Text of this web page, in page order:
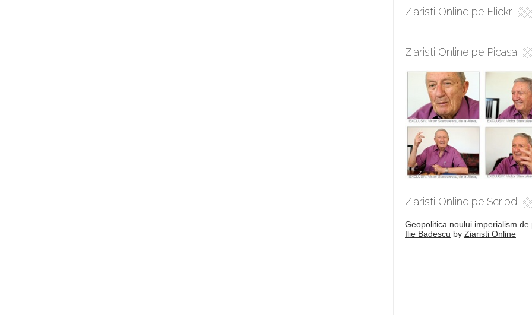
Ziaristi Online pe Flickr
Ziaristi Online pe Picasa
Ziaristi Online pe Scribd
Geopolitica noului imperialism de
Ilie Badescu by Ziaristi Online